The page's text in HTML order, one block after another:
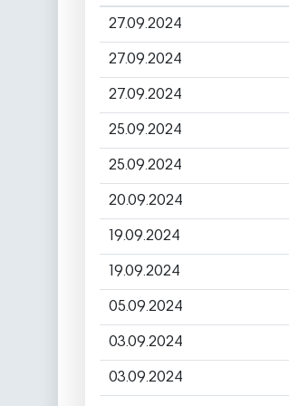
27.09.2024
27.09.2024
27.09.2024
25.09.2024
25.09.2024
20.09.2024
19.09.2024
19.09.2024
05.09.2024
03.09.2024
03.09.2024